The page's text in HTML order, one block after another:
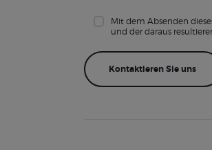
Mit dem Absenden
und der daraus